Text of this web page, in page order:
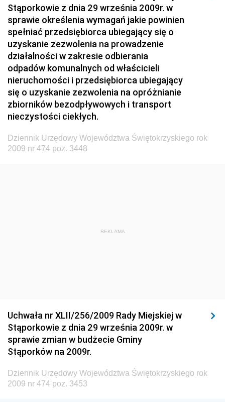
Przemysłu Maszynowego
Dziennik Urzędowy Ministerstwa Zdrowia i Opieki
Społecznej
Dziennik Urzędowy Ministerstwa Rolnictwa, Leśnictwa
i Gospodarki Żywnościowej
Dziennik Urzędowy Ministra Spraw Wewnętrznych
Dziennik Urzędowy Ministra Transportu, Budownictwa
i Gospodarki Morskiej
Dziennik Urzędowy Ministra Administracji i Cyfryzacji
Dziennik Urzędowy Głównego Inspektora Ochrony
Dziennik Urzędowy Ministra Budownictwa i Przemysłu
Środowiska
Dziennik Urzędowy Ministerstwa Administracji,
Gospodarki Terenowej i Ochrony Środowiska
Gospodarki Przestrzennej
Stąporkowie z dnia 29 września 2009r. w
sprawie określenia wymagań jakie powinien
spełniać przedsiębiorca ubiegający się o
uzyskanie zezwolenia na prowadzenie
działalności w zakresie odbierania
odpadów komunalnych od właścicieli
nieruchomości i przedsiębiorca ubiegający
się o uzyskanie zezwolenia na opróżnianie
zbiorników bezodpływowych i transport
nieczystości ciekłych.
Dziennik Urzędowy Województwa Świętokrzyskiego rok
2009 nr 474 poz. 3448
REKLAMA
Uchwała nr XLII/256/2009 Rady Miejskiej w
Stąporkowie z dnia 29 września 2009r. w
sprawie zmian w budżecie Gminy
Stąporków na 2009r.
Dziennik Urzędowy Województwa Świętokrzyskiego rok
2009 nr 474 poz. 3453